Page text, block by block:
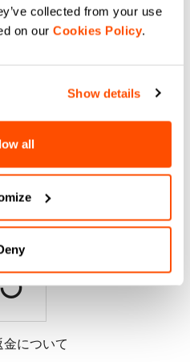
collected from your use
on our Cookies Policy.
Show details
all
合わせ
マーサービス
返信致します。
金について